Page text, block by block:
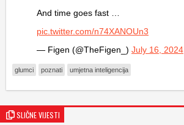
And time goes fast …
pic.twitter.com/n74XANOUn3
— Figen (@TheFigen_) July 16, 2024
glumci poznati umjetna inteligencija
SLIČNE VIJESTI